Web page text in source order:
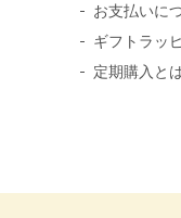
お支払いに
ギフトラッ
定期購入と